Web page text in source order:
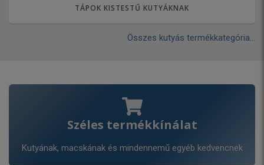
TÁPOK KISTESTŰ KUTYÁKNAK
Összes kutyás termékkategória...
Széles termékkínálat
Kutyának, macskának és mindennemű egyéb kedvencnek